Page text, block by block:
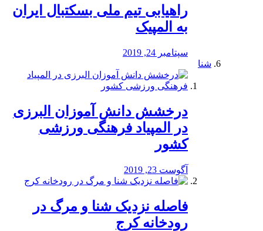
راهیابی تیم ملی بسکتبال ایران
به المپیک
سپتامبر 24, 2019
شنا
درخشش دانش آموزان البرزی
در المپیاد فرهنگی ورزشی
کشور
آگوست 23, 2019
️فاصله نزدیک شنا و مرگ در
رودخانه کرج